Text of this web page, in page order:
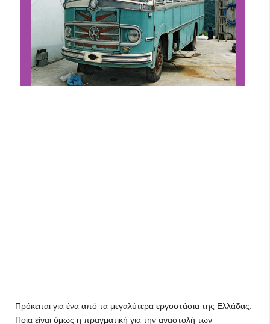
Πρόκειται για ένα από τα μεγαλύτερα εργοστάσια της Ελλάδας.
Ποια είναι όμως η πραγματική για την αναστολή των